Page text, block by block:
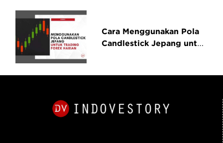
Cara Menggunakan Pola
Candlestick Jepang untuk